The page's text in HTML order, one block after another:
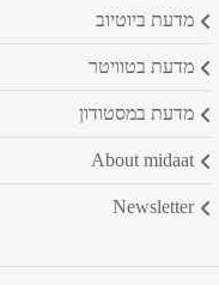
מדעת ביוטיוב
מדעת בטוויטר
מדעת במסטודון
about midaat
newsletter